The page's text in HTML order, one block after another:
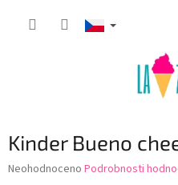
Kinder Bueno
Průměrné
Neohodnoceno Podrobnosti